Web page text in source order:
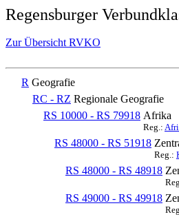
Regensburger
Zur Übersicht RVKO
R Geografie
RC - RZ Regionale Geografie
RS 10000 - RS 79918 Afrika
Reg.:
RS 48000 - RS 51918
Reg.:
RS 48000 - RS 48918
RS 49000 - RS 49918